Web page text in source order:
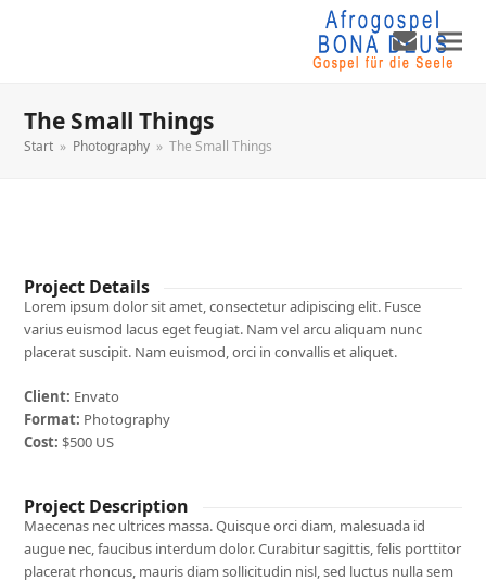
The Small Things
Start » Photography » The Small Things
Project Details
Lorem ipsum dolor sit amet, consectetur adipiscing elit. Fusce
varius euismod lacus eget feugiat. Nam vel arcu aliquam nunc
placerat suscipit. Nam euismod, orci in convallis et aliquet.
Client: Envato
Format: Photography
Cost: $500 US
Project Description
Maecenas nec ultrices massa. Quisque orci diam, malesuada id
augue nec, faucibus interdum dolor. Curabitur sagittis, felis porttitor
placerat rhoncus, mauris diam sollicitudin nisl, sed luctus nulla sem